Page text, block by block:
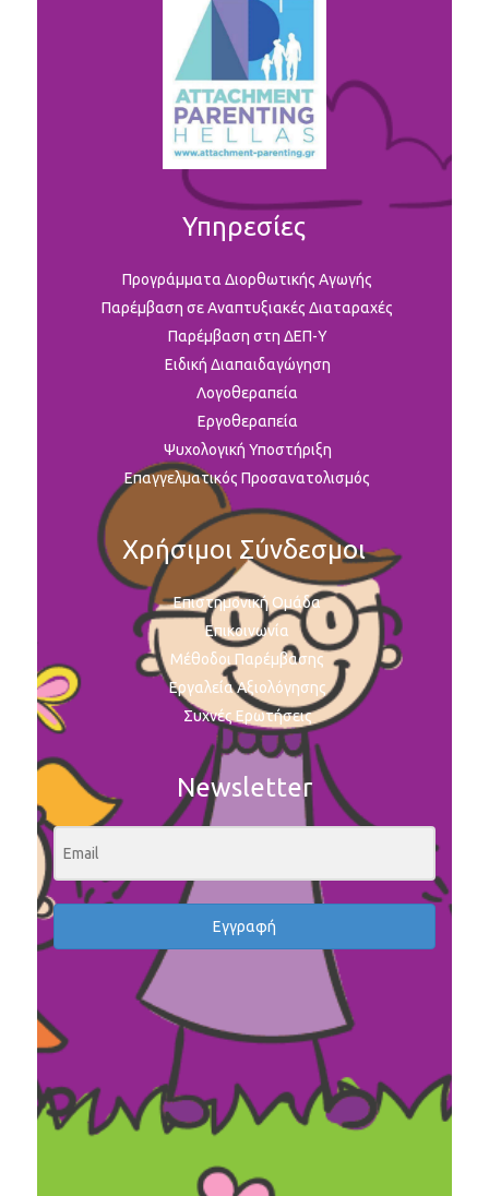
Υπηρεσίες
Προγράμματα Διορθωτικής Αγωγής
Παρέμβαση σε Αναπτυξιακές Διαταραχές
Παρέμβαση στη ΔΕΠ-Υ
Ειδική Διαπαιδαγώγηση
Λογοθεραπεία
Εργοθεραπεία
Ψυχολογική Υποστήριξη
Επαγγελματικός Προσανατολισμός
Χρήσιμοι Σύνδεσμοι
Επιστημονική Ομάδα
Επικοινωνία
Μέθοδοι Παρέμβασης
Εργαλεία Αξιολόγησης
Συχνές Ερωτήσεις
Newsletter
Εγγραφή